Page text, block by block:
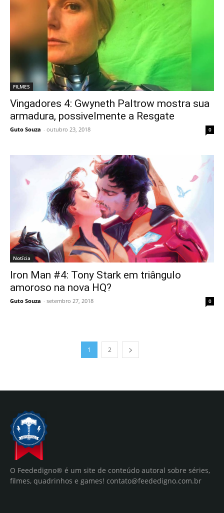
FILMES
Vingadores 4: Gwyneth Paltrow mostra sua
armadura, possivelmente a Resgate
Guto Souza - outubro 23, 2018 0
Notícia
Iron Man #4: Tony Stark em triângulo
amoroso na nova HQ?
Guto Souza - setembro 27, 2018 0
1 2
O Feededigno® é um site de conteúdo autoral sobre séries,
filmes, quadrinhos e games! contato@feededigno.com.br